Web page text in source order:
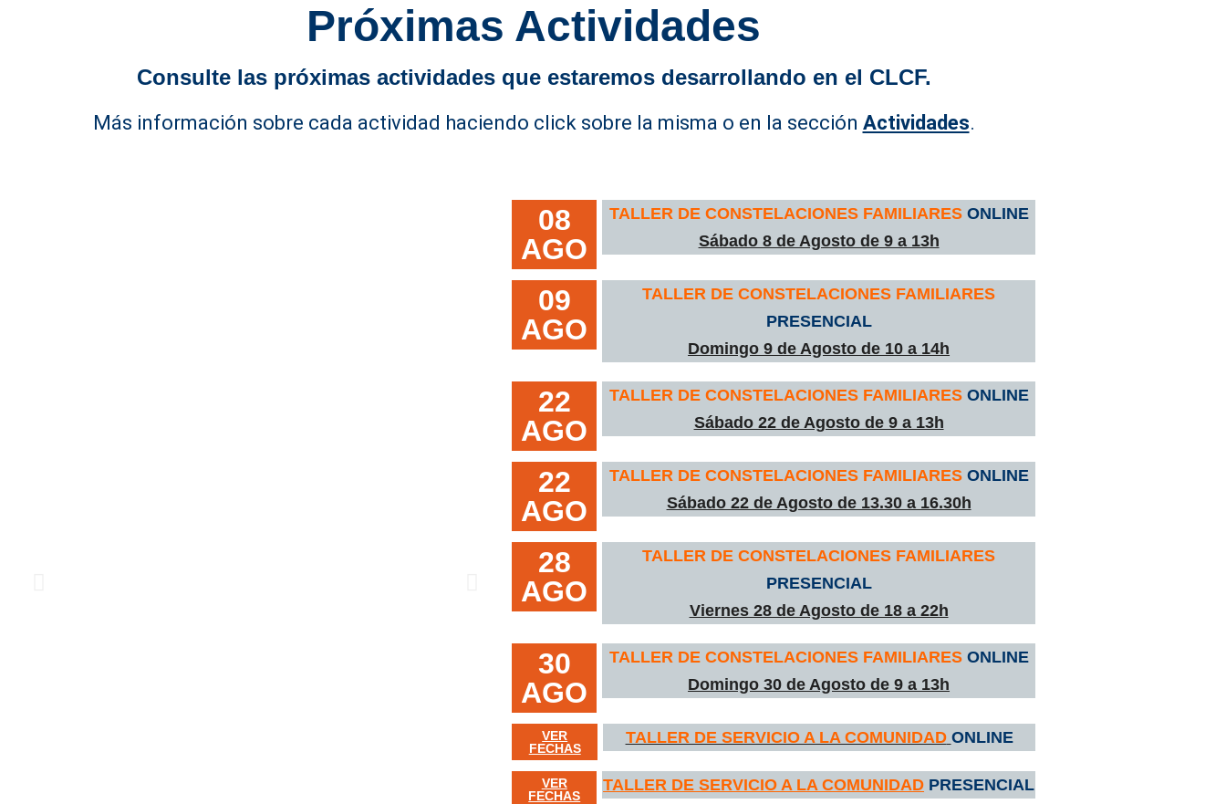
Próximas Actividades
Consulte las próximas actividades que estaremos desarrollando en el CLCF.
Más información sobre cada actividad haciendo click sobre la misma o en la sección Actividades.
08
AGO
TALLER DE CONSTELACIONES FAMILIARESONLINE
Sábado 8 de Agosto de 9 a 13h
09
AGO
TALLER DE CONSTELACIONES FAMILIARES
PRESENCIAL
Domingo 9 de Agosto de 10 a 14h
22
AGO
TALLER DE CONSTELACIONES FAMILIARESONLINE
Sábado 22 de Agosto de 9 a 13h
22
AGO
TALLER DE CONSTELACIONES FAMILIARESONLINE
Sábado 22 de Agosto de 13.30 a 16.30h
28
AGO
TALLER DE CONSTELACIONES FAMILIARES
PRESENCIAL
Viernes 28 de Agosto de 18 a 22h
30
AGO
TALLER DE CONSTELACIONES FAMILIARESONLINE
Domingo 30 de Agosto de 9 a 13h
VER
FECHAS
TALLER DE SERVICIO A LA COMUNIDAD ONLINE
VER
FECHAS
TALLER DE SERVICIO A LA COMUNIDAD PRESENCIAL